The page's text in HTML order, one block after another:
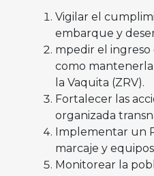
Vigilar el
embarque y
mpedir el ingreso
como
la Vaquita (ZRV).
Fortalecer las
organizada
Implementar un
marcaje y
Monitorear la